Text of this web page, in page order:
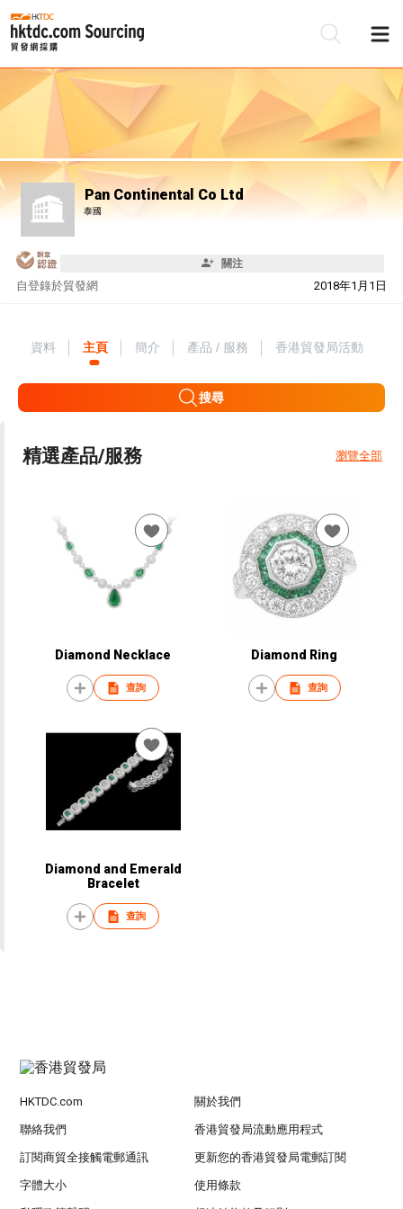
Pan Continental Co Ltd
泰國
關注
自 2018年1月1日
登錄於貿發網
資料 主頁 簡介 產品 / 服務 香港貿發局活動
搜尋
精選產品/服務 瀏覽全部
Diamond Necklace
查詢
Diamond Ring
查詢
Diamond and Emerald
Bracelet
查詢
HKTDC.com 關於我們
聯絡我們 香港貿發局流動應用程式
訂閱商貿全接觸電郵通訊 更新您的香港貿發局電郵訂閱
字體大小 使用條款